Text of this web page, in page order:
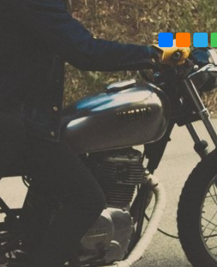
происшествии пострадал
Хабаровского края.
ДТП произошло в посёлке
Берёзовом Солнечного
от улицы Магистральной,
Как выяснилось, водитель
с выключенными фарами.
В результате
происшествия травмы
получил 13-летний
мотоциклист.
несовершеннолетнего
водителя транспортного
средства открыты
административные